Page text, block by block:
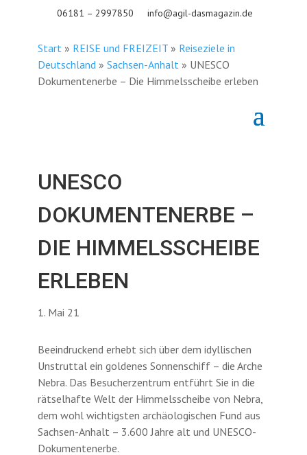
06181 – 2997850 info@agil-dasmagazin.de
Start» REISE und FREIZEIT» Reiseziele in
Deutschland» Sachsen-Anhalt» UNESCO
Dokumentenerbe – Die Himmelsscheibe erleben
UNESCO
DOKUMENTENERBE –
DIE HIMMELSSCHEIBE
ERLEBEN
1. Mai 21
Beeindruckend erhebt sich über dem idyllischen
Unstruttal ein goldenes Sonnenschiff – die Arche
Nebra. Das Besucherzentrum entführt Sie in die
rätselhafte Welt der Himmelsscheibe von Nebra,
dem wohl wichtigsten archäologischen Fund aus
Sachsen-Anhalt – 3.600 Jahre alt und UNESCO-
Dokumentenerbe.